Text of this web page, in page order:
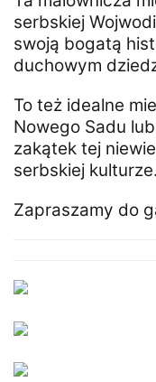
serbskiej
swoją bogatą
duchowym
To też idealne
Nowego Sadu
zakątek tej
serbskiej kulturze.
Zapraszamy do